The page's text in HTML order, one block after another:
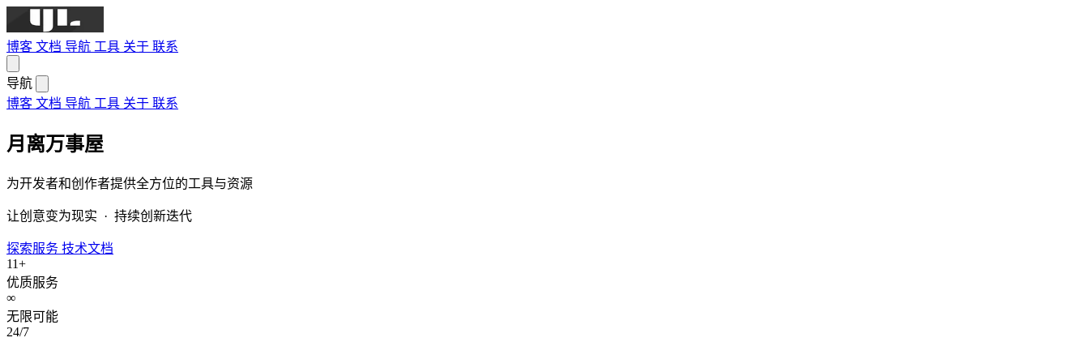
博客 文档 导航 工具 关于 联系
导航
博客 文档 导航 工具 关于 联系
月离万事屋
为开发者和创作者提供全方位的工具与资源
让创意变为现实 · 持续创新迭代
探索服务 技术文档
11+
优质服务
∞
无限可能
24/7